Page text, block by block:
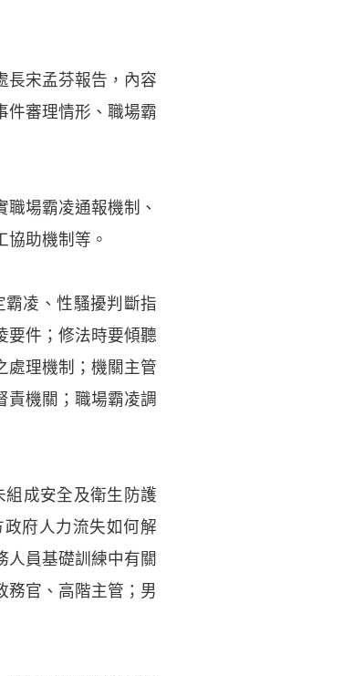
長宋孟芬報告，內容
件審理情形、職場霸
場霸凌通報機制、
助機制等。
凌、性騷擾判斷指
要件；修法時要傾聽
處理機制；機關主管
責機關；職場霸凌調
成安全及衛生防護
府人力流失如何解
人員基礎訓練中有關
務官、高階主管；男